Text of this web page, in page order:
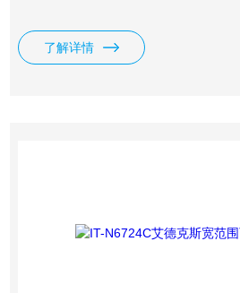
和1500W两种功率规格,电压范围从
需求。紧凑的1/2 2U机架设计使其在
了解详情